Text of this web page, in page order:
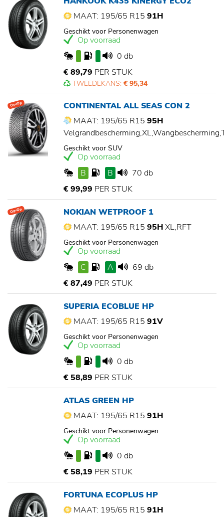
MAAT: 195/65 R15 91H
Geschikt voor Personenwagen
Op voorraad
0 db
€ 89,79 PER STUK
TWEEDEKANS: € 95,34
Op=Op
CONTINENTAL ALL SEAS CON 2
MAAT: 195/65 R15 95H
Geschikt voor SUV
Op voorraad
B
B
70 db
€ 99,99 PER STUK
Op=Op
NOKIAN WETPROOF 1
MAAT: 195/65 R15 95HXL,RFT
Geschikt voor Personenwagen
Op voorraad
C
A
69 db
€ 87,49 PER STUK
SUPERIA ECOBLUE HP
MAAT: 195/65 R15 91V
Geschikt voor Personenwagen
Op voorraad
0 db
€ 58,89 PER STUK
ATLAS GREEN HP
MAAT: 195/65 R15 91H
Geschikt voor Personenwagen
Op voorraad
0 db
€ 58,19 PER STUK
FORTUNA ECOPLUS HP
MAAT: 195/65 R15 91H